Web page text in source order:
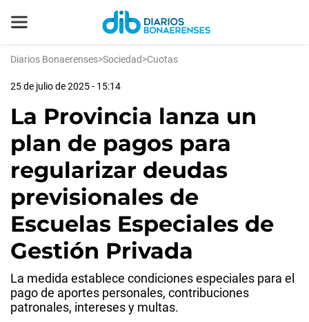
Diarios Bonaerenses>Sociedad>Cuotas
25 de julio de 2025 - 15:14
La Provincia lanza un
plan de pagos para
regularizar deudas
previsionales de
Escuelas Especiales de
Gestión Privada
La medida establece condiciones especiales para el
pago de aportes personales, contribuciones
patronales, intereses y multas.